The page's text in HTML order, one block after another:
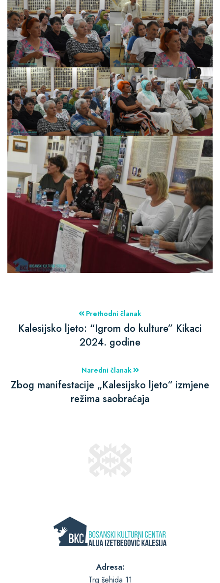
Prethodni članak
Kalesijsko ljeto: “Igrom do kulture” Kikaci
2024. godine
Naredni članak
Zbog manifestacije „Kalesijsko ljeto“ izmjene
režima saobraćaja
Adresa:
Trg šehida 11